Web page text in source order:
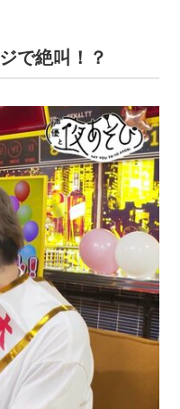
で絶叫！？